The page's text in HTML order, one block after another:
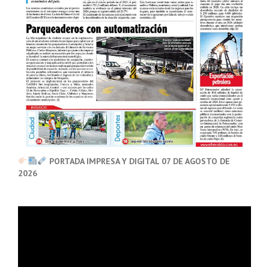
PORTADA IMPRESA Y DIGITAL 07 DE AGOSTO DE
2026